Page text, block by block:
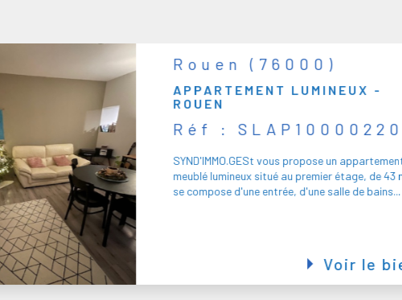
Rouen (76100)
BUNGALOW 110 M² - ROUEN
Réf : SLCO10000230
bungalow de 110,50 m² comprenant une grande
salle, un couloir desservant deux bureaux, d'un
sanitaire...
Voir le